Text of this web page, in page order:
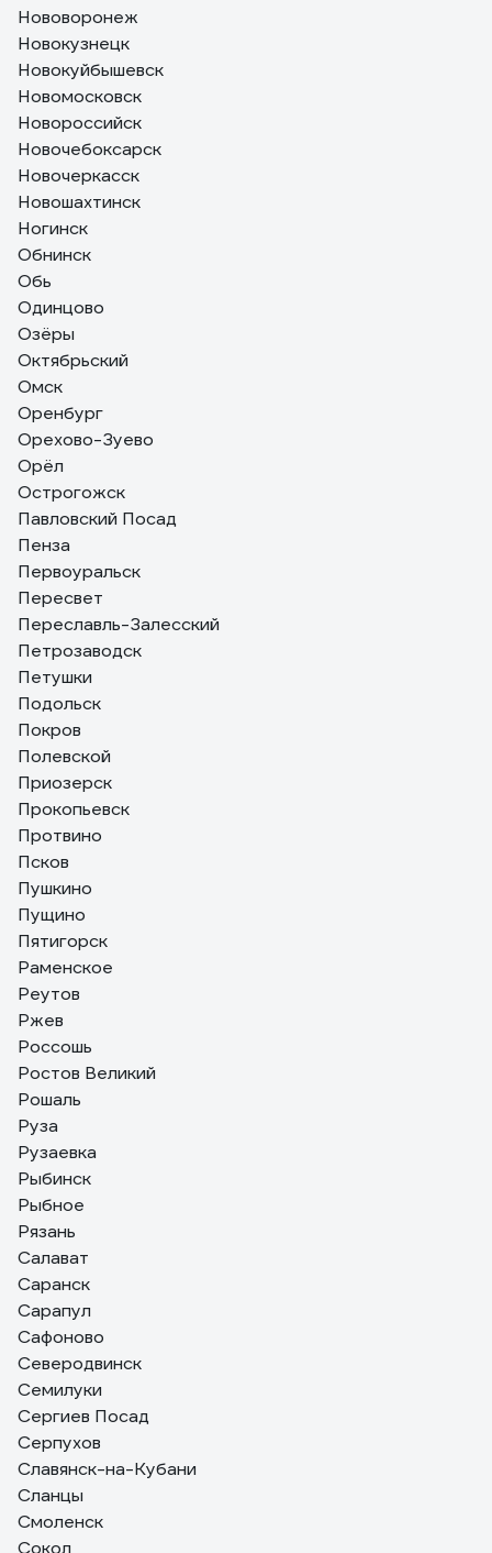
Нововоронеж
Новокузнецк
Новокуйбышевск
Новомосковск
Новороссийск
Новочебоксарск
Новочеркасск
Новошахтинск
Ногинск
Обнинск
Обь
Одинцово
Озёры
Октябрьский
Омск
Оренбург
Орехово-Зуево
Орёл
Острогожск
Павловский Посад
Пенза
Первоуральск
Пересвет
Переславль-Залесский
Петрозаводск
Петушки
Подольск
Покров
Полевской
Приозерск
Прокопьевск
Протвино
Псков
Пушкино
Пущино
Пятигорск
Раменское
Реутов
Ржев
Россошь
Ростов Великий
Рошаль
Руза
Рузаевка
Рыбинск
Рыбное
Рязань
Салават
Саранск
Сарапул
Сафоново
Северодвинск
Семилуки
Сергиев Посад
Серпухов
Славянск-на-Кубани
Сланцы
Смоленск
Сокол